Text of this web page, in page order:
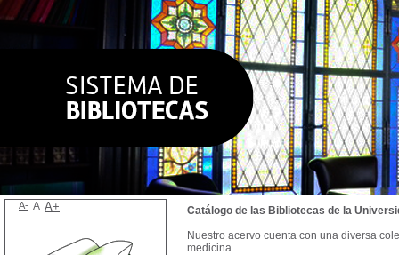
Catálogo de las Bibliotecas de la
Nuestro acervo cuenta con una diversa
medicina.
A- A A+